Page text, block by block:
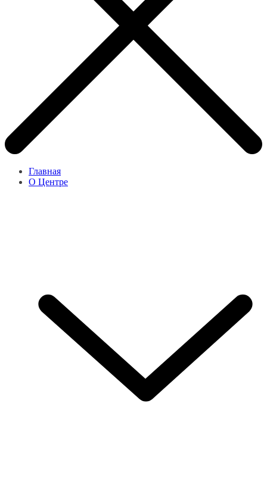
Главная
О Центре